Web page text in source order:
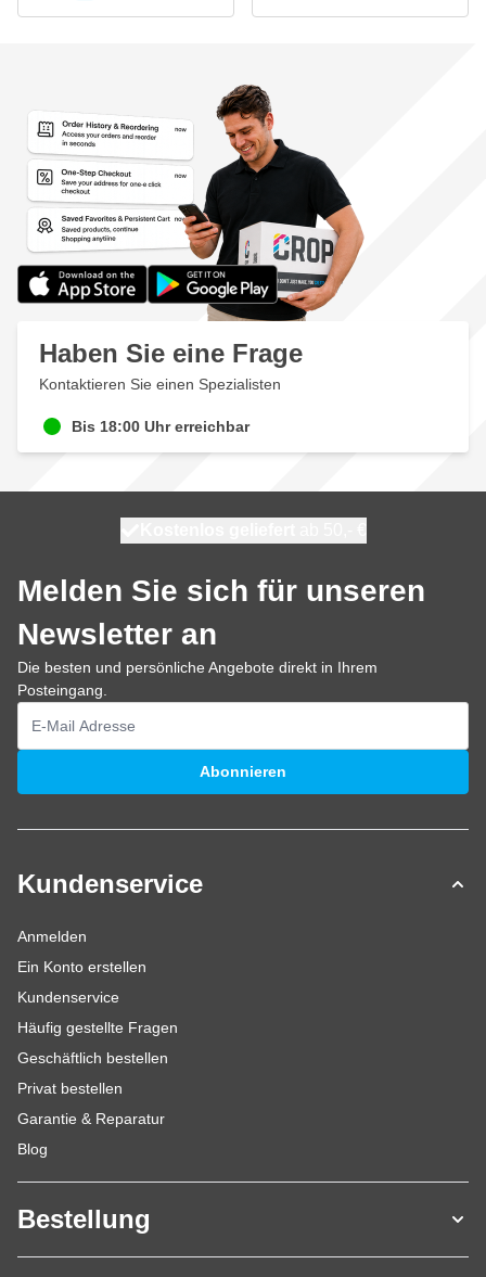
Haben Sie eine Frage
Kontaktieren Sie einen Spezialisten
Bis 18:00 Uhr erreichbar
Melden Sie sich für unseren
Newsletter an
Die besten und persönliche Angebote direkt in Ihrem
Posteingang.
E-Mailadresse
Abonnieren
Kundenservice
Anmelden
Ein Konto erstellen
Kundenservice
Häufig gestellte Fragen
Geschäftlich bestellen
Privat bestellen
Garantie & Reparatur
Blog
Bestellung